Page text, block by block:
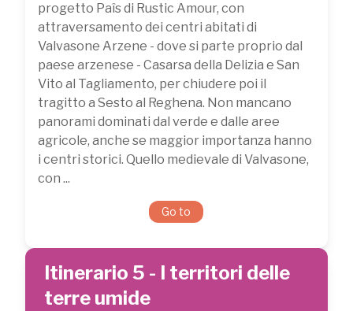
progetto Paîs di Rustic Amour, con
attraversamento dei centri abitati di
Valvasone Arzene - dove si parte proprio dal
paese arzenese - Casarsa della Delizia e San
Vito al Tagliamento, per chiudere poi il
tragitto a Sesto al Reghena. Non mancano
panorami dominati dal verde e dalle aree
agricole, anche se maggior importanza hanno
i centri storici. Quello medievale di Valvasone,
con ...
Go to
Itinerario 5 - I territori delle
terre umide